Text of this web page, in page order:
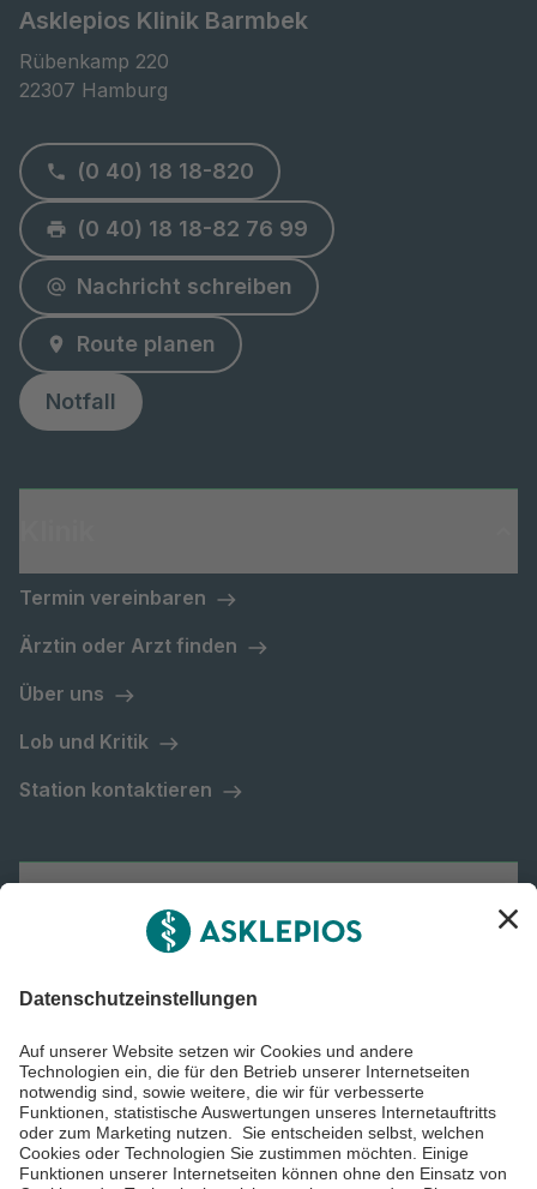
Asklepios Klinik Barmbek
Rübenkamp 220
22307 Hamburg
(0 40) 18 18-820
(0 40) 18 18-82 76 99
Nachricht schreiben
Route planen
Notfall
Termin vereinbaren
Ärztin oder Arzt finden
Über uns
Lob und Kritik
Station kontaktieren
Asklepios Gruppe